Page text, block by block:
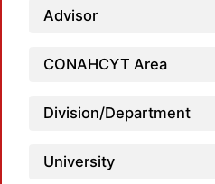
Advisor
CONAHCYT Area
Division/Department
University